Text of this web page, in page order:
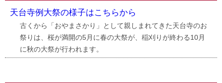
天台寺例大祭の様子はこちらから
古くから「おやまさかり」として親しまれてきた天台寺のお
祭りは、桜が満開の5月に春の大祭が、稲刈りが終わる10月
に秋の大祭が行われます。